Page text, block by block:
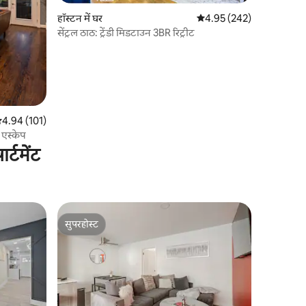
रेटिंग 5 में से 4.94, 101 समीक्षाएँ
4.94 (101)
एस्केप
हॉस्टन में घर औसत रेटिंग 5 में से 4.95,
4.95 (242)
सेंट्रल ठाठ: ट्रेंडी मिडटाउन 3BR रिट्रीट
सुपरहोस्ट
सुपरहोस्ट